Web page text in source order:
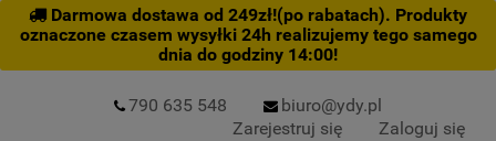
Darmowa dostawa od 249zł!(po rabatach). Produkty
oznaczone czasem wysyłki 24h realizujemy tego samego
dnia do godziny 14:00!
790 635 548
biuro@ydy.pl
Zarejestruj się
Zaloguj się